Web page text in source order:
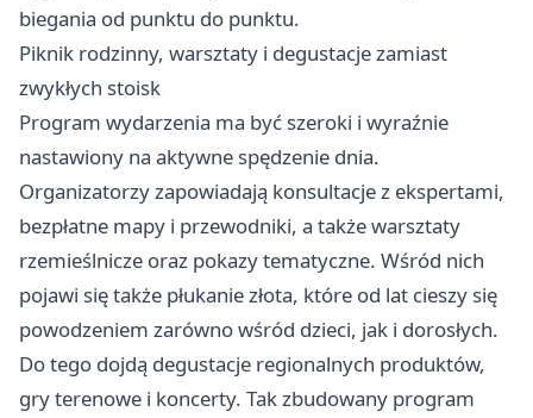
biegania od punktu do punktu.
Piknik rodzinny, warsztaty i degustacje zamiast
zwykłych stoisk
Program wydarzenia ma być szeroki i wyraźnie
nastawiony na aktywne spędzenie dnia.
Organizatorzy zapowiadają konsultacje z ekspertami,
bezpłatne mapy i przewodniki, a także warsztaty
rzemieślnicze oraz pokazy tematyczne. Wśród nich
pojawi się także płukanie złota, które od lat cieszy się
powodzeniem zarówno wśród dzieci, jak i dorosłych.
Do tego dojdą degustacje regionalnych produktów,
gry terenowe i koncerty. Tak zbudowany program